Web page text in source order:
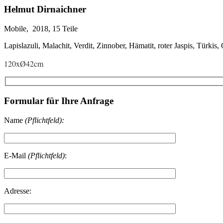
Helmut Dirnaichner
Mobile, 2018, 15 Teile
Lapislazuli, Malachit, Verdit, Zinnober, Hämatit, roter Jaspis, Türkis,
120xØ42cm
Formular für Ihre Anfrage
Name (Pflichtfeld):
E-Mail (Pflichtfeld):
Adresse: